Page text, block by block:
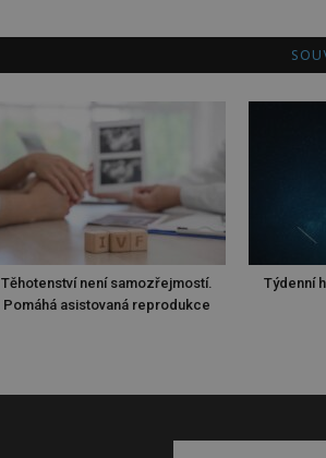
Těhotenství není samozřejmostí.
Pomáhá asistovaná reprodukce
Týdenní